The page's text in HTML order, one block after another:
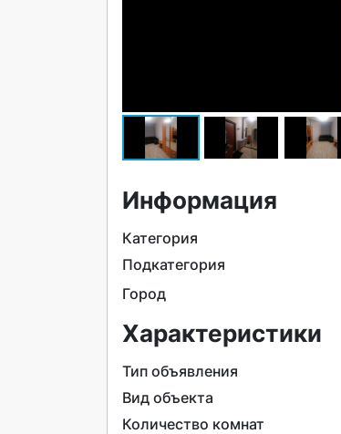
Информация
Категория
Подкатегория
Город
Характеристики
Тип объявления
Вид объекта
Количество комнат